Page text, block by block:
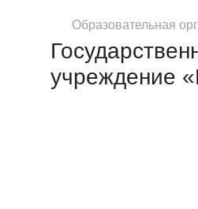
Образовательная
учреждение